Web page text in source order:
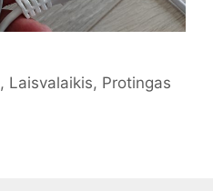
, Laisvalaikis, Protingas